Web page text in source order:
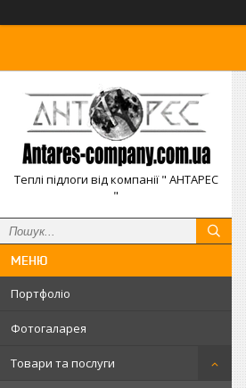
Теплі підлоги від компанії " АНТАРЕС
"
Портфоліо
Фотогаларея
Товари та послуги